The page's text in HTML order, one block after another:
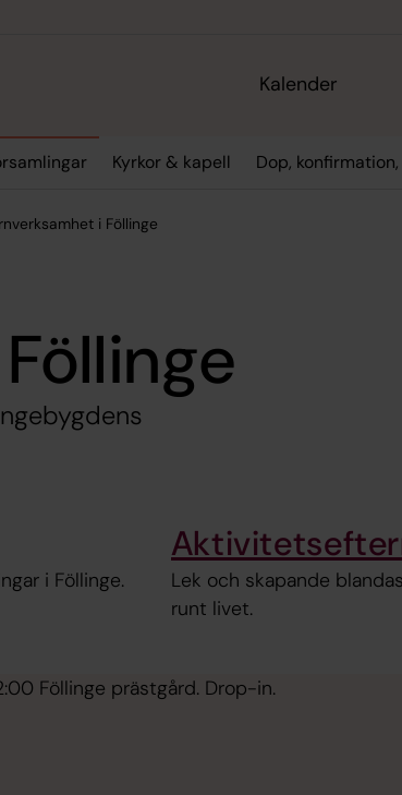
Kalender
Kyrkor & kapell Dop,
i Föllinge
i Föllinge.
Lek och skapande
runt livet.
Föllinge prästgård. Drop-in.